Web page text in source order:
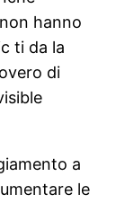
hanno
ti da la
di
a
le